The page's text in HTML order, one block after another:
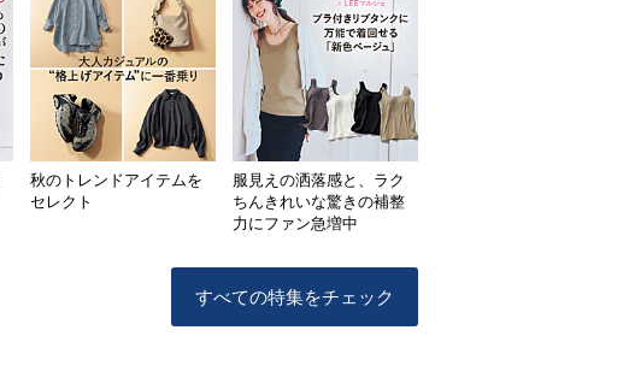
秋のトレンドアイテムを
セレクト
服見えの洒落感と、ラク
ちんきれいな驚きの補整
力にファン急増中
すべての特集をチェック